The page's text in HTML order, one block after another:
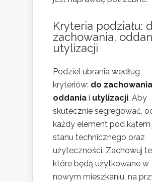
Kryteria podziału:
zachowania,
utylizacji
Podziel ubrania według
kryteriów: do zachowania
oddania i utylizacji. Aby
skutecznie segregować,
każdy element pod kątem
stanu technicznego oraz
użyteczności. Zachowuj
które będą użytkowane w
nowym mieszkaniu, na